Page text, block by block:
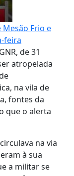
Frio e
feira
de 31
atropelada
na vila de
fontes da
que o alerta
na via
à sua
a militar se